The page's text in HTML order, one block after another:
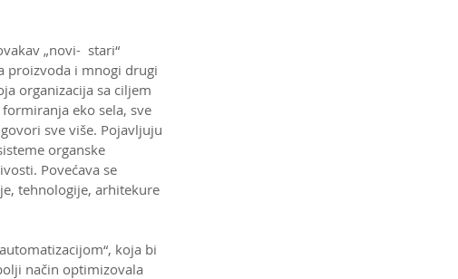
„novi-  stari“
proizvoda i mnogi drugi
organizacija sa ciljem
eko sela, sve
sve više. Pojavljuju
organske
Povećava se
tehnologije, arhitekure
koja bi
način optimizovala